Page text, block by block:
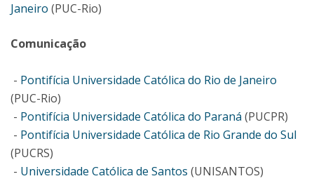
Janeiro (PUC-Rio)
Comunicação
- Pontifícia Universidade Católica do Rio de Janeiro
(PUC-Rio)
- Pontifícia Universidade Católica do Paraná (PUCPR)
- Pontifícia Universidade Católica de Rio Grande do Sul
(PUCRS)
- Universidade Católica de Santos (UNISANTOS)